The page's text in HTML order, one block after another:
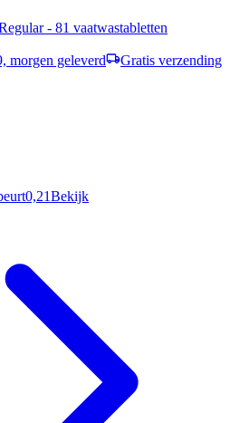
- 81 vaatwastabletten
morgen geleverd
Gratis verzending
0,21Bekijk